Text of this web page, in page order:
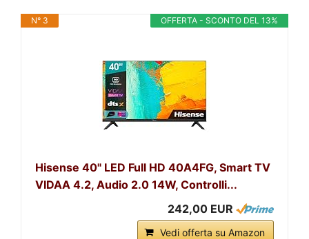
OFFERTA - SCONTO DEL 13%
N° 3
Hisense 40" LED Full HD 40A4FG, Smart TV
VIDAA 4.2, Audio 2.0 14W, Controlli...
242,00 EUR
Vedi offerta su Amazon